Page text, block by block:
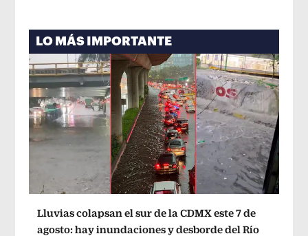
LO MÁS IMPORTANTE
Lluvias colapsan el sur de la CDMX este 7 de
agosto: hay inundaciones y desborde del Río